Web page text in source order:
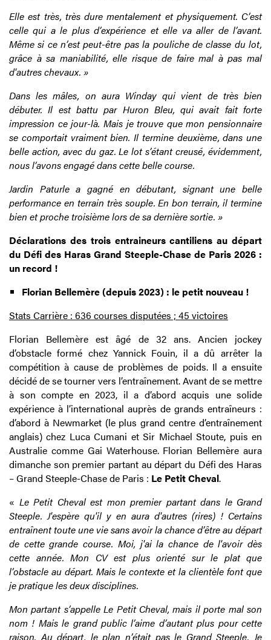
Elle est très, très dure mentalement et physiquement. C’est
celle qui a le plus d’expérience et elle va aller de l’avant.
Même si ce n’est peut-être pas la pouliche de classe du lot,
grâce à sa maniabilité, elle risque de faire mal à pas mal
d'autres chevaux. »
Dans les mâles, on aura Winday qui vient de très bien
débuter. Il est battu par Huron Bleu, qui avait fait forte
impression ce jour-là. Mais je trouve que mon pensionnaire
se comportait vraiment bien. Il termine deuxième, dans une
belle action, avec du gaz. Le lot s’étant creusé, évidemment,
nous l’avons engagé dans cette belle course.
Jardin Paturle a gagné en débutant, signant une belle
performance en terrain très souple. En bon terrain, il termine
bien et proche troisième lors de sa dernière sortie. »
Déclarations des trois entraineurs cantiliens au départ
du Défi des Haras Grand Steeple-Chase de Paris 2026 :
un record !
Florian Bellemère (depuis 2023) : le petit nouveau !
Stats Carrière : 636 courses disputées ; 45 victoires
Florian Bellemère est âgé de 32 ans. Ancien jockey
d’obstacle formé chez Yannick Fouin, il a dû arrêter la
compétition à cause de problèmes de poids. Il a ensuite
décidé de se tourner vers l’entraînement. Avant de se mettre
à son compte en 2023, il a d’abord acquis une solide
expérience à l’international auprès de grands entraîneurs :
d’abord à Newmarket (le plus grand centre d’entraînement
anglais) chez Luca Cumani et Sir Michael Stoute, puis en
Australie comme Gai Waterhouse. Florian Bellemère aura
dimanche son premier partant au départ du Défi des Haras
– Grand Steeple-Chase de Paris : Le Petit Cheval.
« Le Petit Cheval est mon premier partant dans le Grand
Steeple. J'espère qu'il y en aura d'autres (rires) ! Certains
entraînent toute une vie sans avoir la chance d’être au départ
de cette grande course. Moi, j'ai la chance de l'avoir dès
cette année. Mon CV est plus orienté sur le plat que
l’obstacle au départ. Mais le contexte et la clientèle font que
je pratique les deux disciplines.
Mon partant s’appelle Le Petit Cheval, mais il porte mal son
nom ! Mais le grand public l’aime d’autant plus pour cette
raison. Au départ, le plan n’était pas le Grand Steeple. Je